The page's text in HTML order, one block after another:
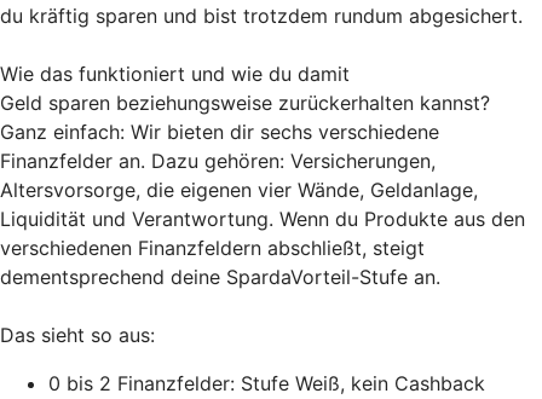
du kräftig sparen und bist trotzdem rundum abgesichert.
Wie das funktioniert und wie du damit
Geld sparen beziehungsweise zurückerhalten kannst?
Ganz einfach: Wir bieten dir sechs verschiedene
Finanzfelder an. Dazu gehören: Versicherungen,
Altersvorsorge, die eigenen vier Wände, Geldanlage,
Liquidität und Verantwortung. Wenn du Produkte aus den
verschiedenen Finanzfeldern abschließt, steigt
dementsprechend deine SpardaVorteil-Stufe an.
Das sieht so aus:
0 bis 2 Finanzfelder: Stufe Weiß, kein Cashback